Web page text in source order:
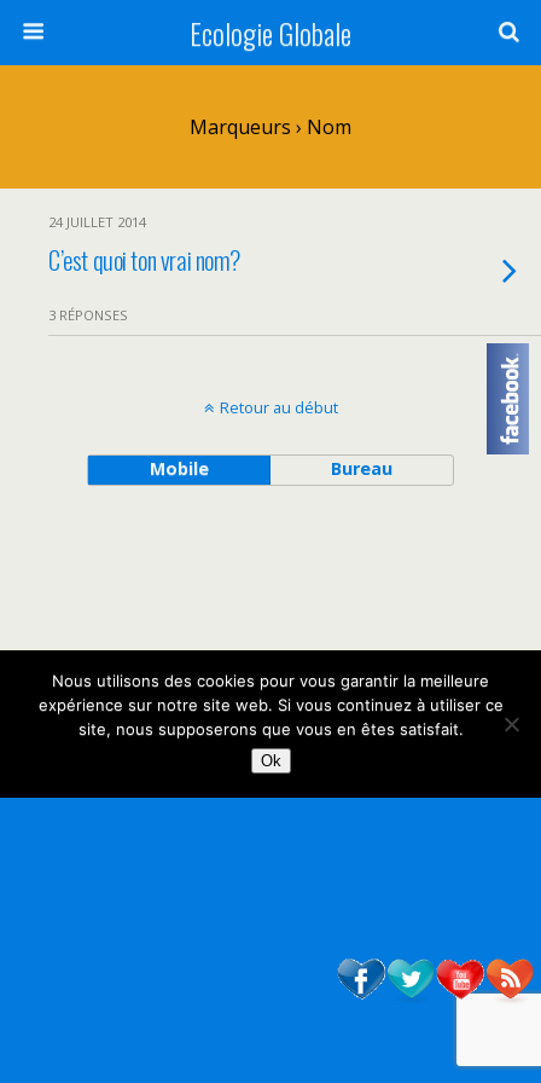
Ecologie Globale
Marqueurs › Nom
24 JUILLET 2014
C’est quoi ton vrai nom?
3 RÉPONSES
Retour au début
Mobile Bureau
Nous utilisons des cookies pour vous garantir la meilleure
expérience sur notre site web. Si vous continuez à utiliser ce
site, nous supposerons que vous en êtes satisfait.
Ok